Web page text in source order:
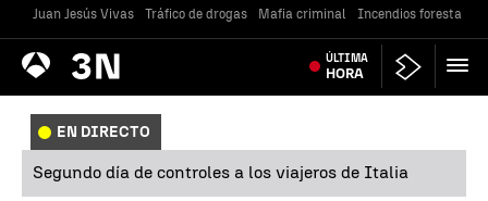
Juan Jesús Vivas Tráfico de drogas Mafia criminal Incendios forestales
Antena
3 Noticias ÚLTIMA
HORA
EN DIRECTO
Segundo día de controles a los viajeros de Italia